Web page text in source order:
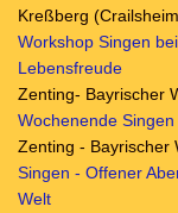
Kreßberg
Workshop Singen
Lebensfreude
Zenting- Bayrischer
Wochenende
Zenting - Bayrischer
Singen - Offener
Welt